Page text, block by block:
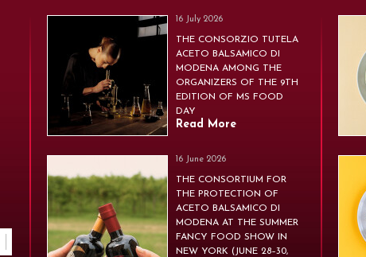
16 July 2026
THE CONSORZIO TUTELA
ACETO BALSAMICO DI
MODENA AMONG THE
ORGANIZERS OF THE 9TH
EDITION OF MS FOOD
DAY
Read More
16 June 2026
THE CONSORTIUM FOR
THE PROTECTION OF
ACETO BALSAMICO DI
MODENA AT THE SUMMER
FANCY FOOD SHOW IN
NEW YORK (JUNE 28–30,